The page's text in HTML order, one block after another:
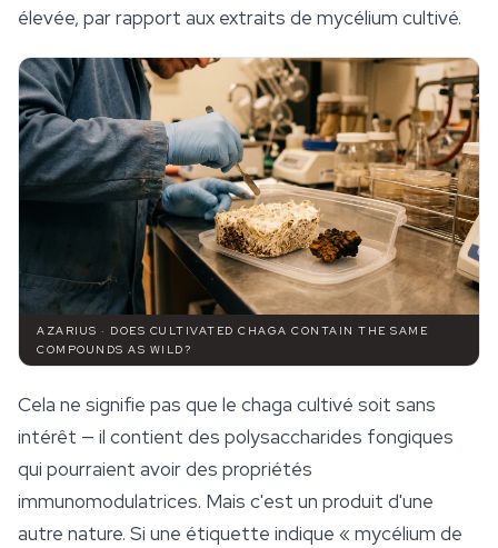
élevée, par rapport aux extraits de mycélium cultivé.
AZARIUS · DOES CULTIVATED CHAGA CONTAIN THE SAME
COMPOUNDS AS WILD?
Cela ne signifie pas que le chaga cultivé soit sans
intérêt — il contient des polysaccharides fongiques
qui pourraient avoir des propriétés
immunomodulatrices. Mais c'est un produit d'une
autre nature. Si une étiquette indique « mycélium de